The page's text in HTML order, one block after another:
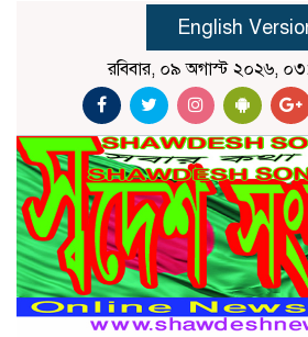
English
রবিবার, ০৯ অগাস্ট ২০২৬,